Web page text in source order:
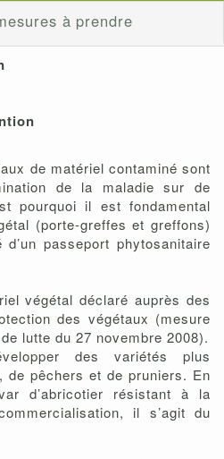
à prendre
de matériel contaminé sont
de la maladie sur de
pourquoi il est fondamental
(porte-greffes et greffons)
passeport phytosanitaire
végétal déclaré auprès des
des végétaux (mesure
lutte du 27 novembre 2008).
des variétés plus
de pêchers et de pruniers. En
d’abricotier résistant à la
il s’agit du